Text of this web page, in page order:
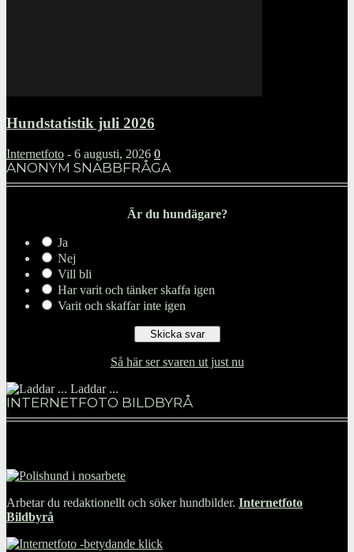
Hundstatistik juli 2026
Internetfoto - 6 augusti, 2026 0
ANONYM SNABBFRÅGA
Är du hundägare?
Ja
Nej
Vill bli
Har varit och tänker skaffa igen
Varit och skaffar inte igen
Så här ser svaren ut just nu
Laddar ...
INTERNETFOTO BILDBYRÅ
Arbetar du redaktionellt och söker hundbilder. Internetfoto
Bildbyrå